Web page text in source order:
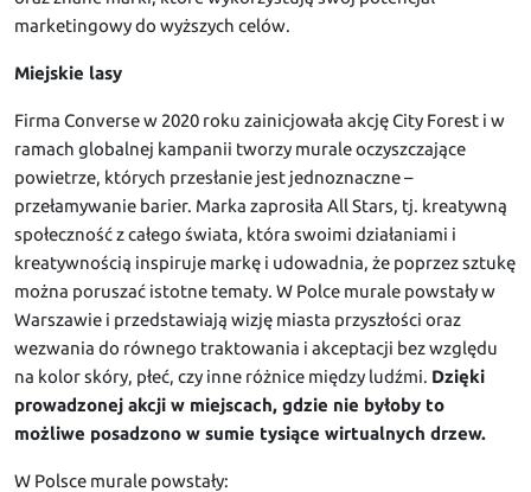
marketingowy do wyższych celów.
Miejskie lasy
Firma Converse w 2020 roku zainicjowała akcję City Forest i w
ramach globalnej kampanii tworzy murale oczyszczające
powietrze, których przesłanie jest jednoznaczne –
przełamywanie barier. Marka zaprosiła All Stars, tj. kreatywną
społeczność z całego świata, która swoimi działaniami i
kreatywnością inspiruje markę i udowadnia, że poprzez sztukę
można poruszać istotne tematy. W Polce murale powstały w
Warszawie i przedstawiają wizję miasta przyszłości oraz
wezwania do równego traktowania i akceptacji bez względu
na kolor skóry, płeć, czy inne różnice między ludźmi. Dzięki
prowadzonej akcji w miejscach, gdzie nie byłoby to
możliwe posadzono w sumie tysiące wirtualnych drzew.
W Polsce murale powstały: